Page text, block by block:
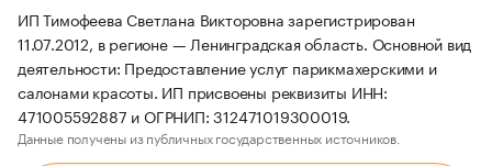
ИП Тимофеева Светлана Викторовна зарегистрирован
11.07.2012, в регионе — Ленинградская область. Основной вид
деятельности: Предоставление услуг парикмахерскими и
салонами красоты. ИП присвоены реквизиты ИНН:
471005592887 и ОГРНИП: 312471019300019.
Данные получены из публичных государственных источников.